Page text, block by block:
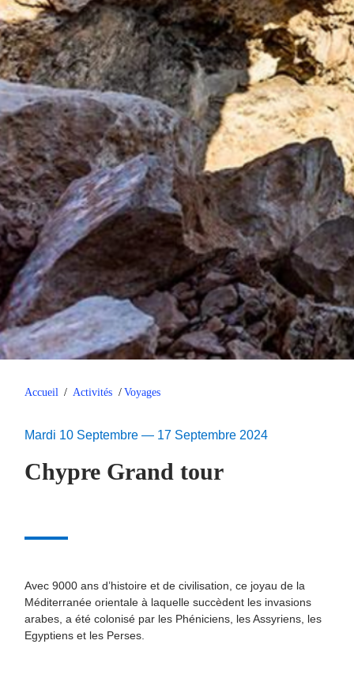
Accueil / Activités / Voyages
Mardi 10 Septembre — 17 Septembre 2024
Chypre Grand tour
Avec 9000 ans d’histoire et de civilisation, ce joyau de la
Méditerranée orientale à laquelle succèdent les invasions
arabes, a été colonisé par les Phéniciens, les Assyriens, les
Egyptiens et les Perses.